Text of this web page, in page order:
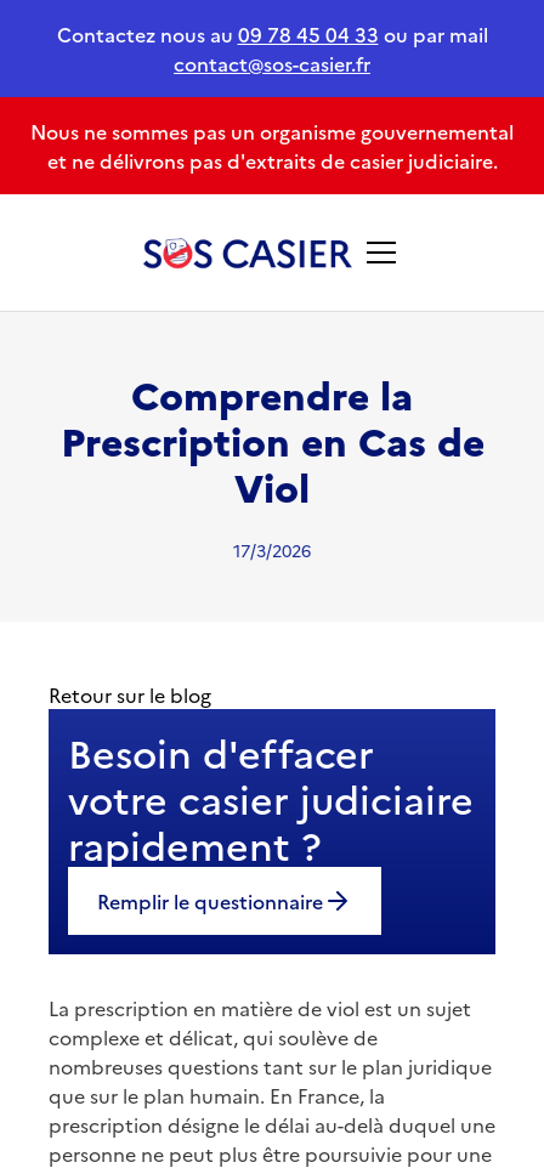
Contactez nous au 09 78 45 04 33 ou par mail
contact@sos-casier.fr
Nous ne sommes pas un organisme gouvernemental
et ne délivrons pas d'extraits de casier judiciaire.
Comprendre la
Prescription en Cas de
Viol
17/3/2026
Retour sur le blog
Besoin d'effacer
votre casier judiciaire
rapidement ?
Remplir le questionnaire
La prescription en matière de viol est un sujet
complexe et délicat, qui soulève de
nombreuses questions tant sur le plan juridique
que sur le plan humain. En France, la
prescription désigne le délai au-delà duquel une
personne ne peut plus être poursuivie pour une